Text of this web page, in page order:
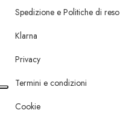
Spedizione e Politiche di reso
Klarna
Privacy
Termini e condizioni
Cookie